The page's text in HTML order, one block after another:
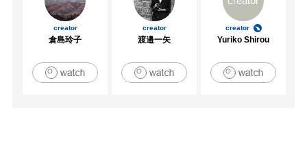
creator
倉島玲子
creator
渡邉一矢
creator
Yuriko Shirou